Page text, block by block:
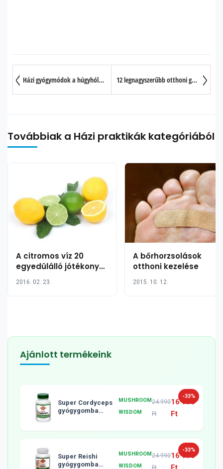
Házi gyógymódok a húgyhólyag fertőzésre 12 legnagyszerűbb otthoni gyógymód a száraz orr kezelésére
Továbbiak a Házi praktikák kategóriából
A citromos víz 20
egyedülálló jótékony
gyomorra issza
2016. 02. 23.
A bőrhorzsolások
otthoni kezelése
2015. 10. 12.
Ajánlott termékeink
-33%
Super Cordyceps
gyógygomba
MUSHROOM
WISDOM
24 990
Ft
16 990
Ft
-33%
Super Reishi
gyógygomba
MUSHROOM
WISDOM
24 990
Ft
16 990